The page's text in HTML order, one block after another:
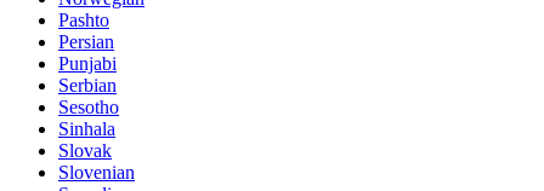
Pashto
Persian
Punjabi
Serbian
Sesotho
Sinhala
Slovak
Slovenian